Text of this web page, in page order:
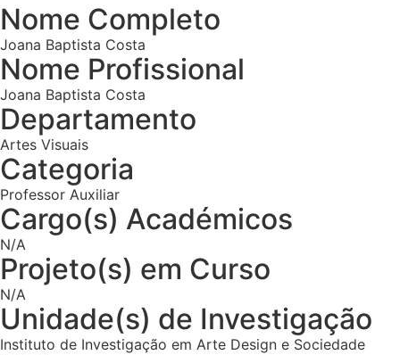
Nome Completo
Joana Baptista Costa
Nome Profissional
Joana Baptista Costa
Departamento
Artes Visuais
Categoria
Professor Auxiliar
Cargo(s) Académicos
N/A
Projeto(s) em Curso
N/A
Unidade(s) de Investigação
Instituto de Investigação em Arte Design e Sociedade